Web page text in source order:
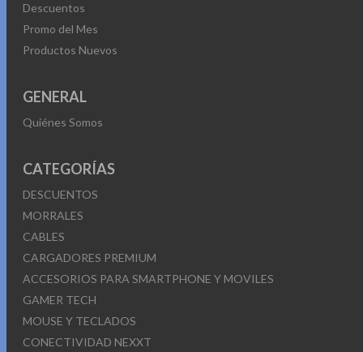
Descuentos
Promo del Mes
Productos Nuevos
GENERAL
Quiénes Somos
CATEGORÍAS
DESCUENTOS
MORRALES
CABLES
CARGADORES PREMIUM
ACCESORIOS PARA SMARTPHONE Y MOVILES
GAMER TECH
MOUSE Y TECLADOS
CONECTIVIDAD NEXXT